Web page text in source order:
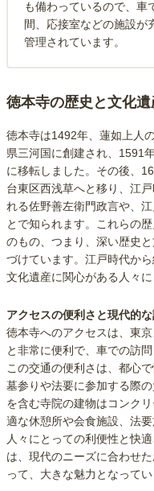
も備わっているので、車
間、応接室などの施設が
管理されています。
徳本寺の歴史と文化遺
徳本寺は1492年、蓮如上人
県三河国に創建され、1591
に移転しました。その後、
台東区西浅草へと移り、江
れる佐野善左衛門政言や、
とで知られます。これらの
のもの、つまり、深い歴史
づけています。江戸時代か
文化遺産に関心がある人々
アクセスの便利さと現代的
徳本寺へのアクセスは、東
と非常に便利で、車での訪
この交通の便利さは、都心
墓参りや法要に参加する際
を含む寺院の建物はコンク
適な休憩所や会食施設、法
人々にとっての利便性と快
は、現代のニーズに合わせ
って、大きな魅力となってい